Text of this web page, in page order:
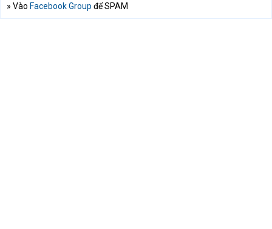
» Vào Facebook Group để SPAM